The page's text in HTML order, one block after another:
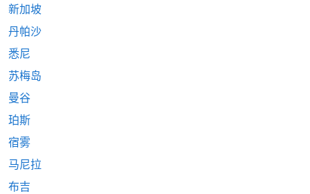
新加坡
丹帕沙
悉尼
苏梅岛
曼谷
珀斯
宿雾
马尼拉
布吉